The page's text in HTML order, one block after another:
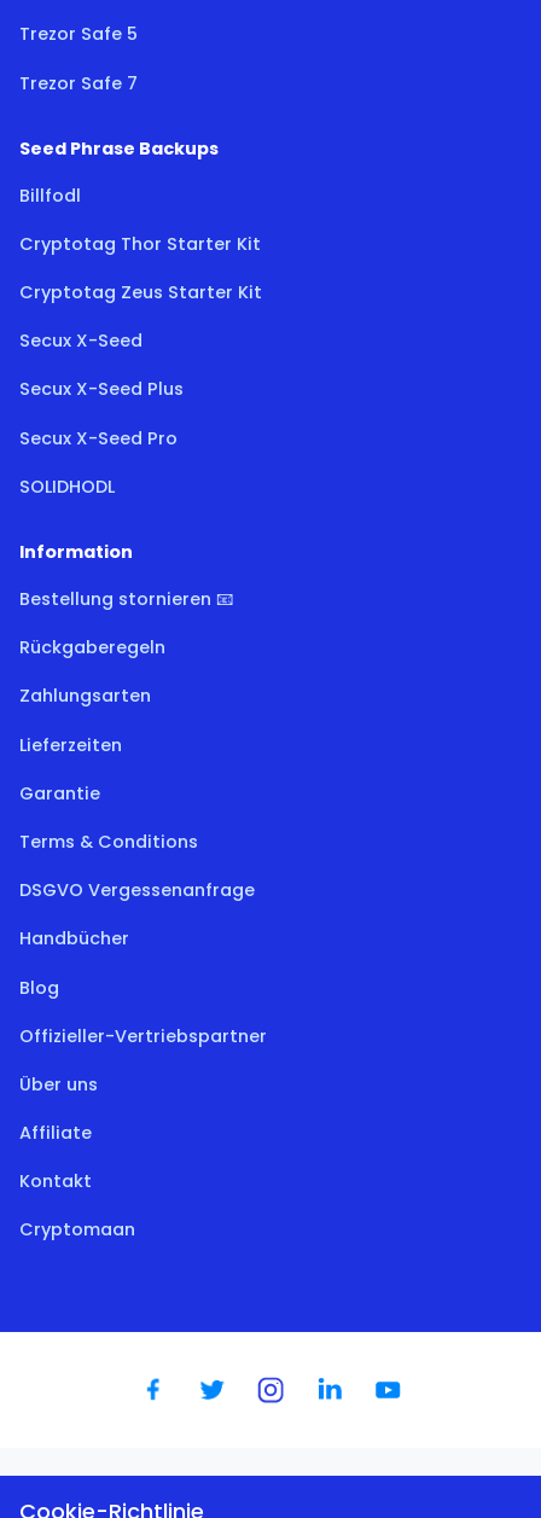
Trezor Safe 5
Trezor Safe 7
Seed Phrase Backups
Billfodl
Cryptotag Thor Starter Kit
Cryptotag Zeus Starter Kit
Secux X-Seed
Secux X-Seed Plus
Secux X-Seed Pro
SOLIDHODL
Information
Bestellung stornieren 📧
Rückgaberegeln
Zahlungsarten
Lieferzeiten
Garantie
Terms & Conditions
DSGVO Vergessenanfrage
Handbücher
Blog
Offizieller-Vertriebspartner
Über uns
Affiliate
Kontakt
Cryptomaan
Dutch|English|German
Cookie-Richtlinie